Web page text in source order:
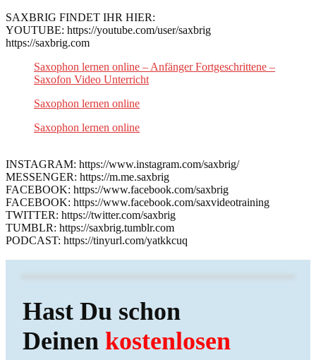
SAXBRIG FINDET IHR HIER:
YOUTUBE: https://youtube.com/user/saxbrig
https://saxbrig.com
Saxophon lernen online – Anfänger Fortgeschrittene –
Saxofon Video Unterricht
Saxophon lernen online
Saxophon lernen online
INSTAGRAM: https://www.instagram.com/saxbrig/
MESSENGER: https://m.me.saxbrig
FACEBOOK: https://www.facebook.com/saxbrig
FACEBOOK: https://www.facebook.com/saxvideotraining
TWITTER: https://twitter.com/saxbrig
TUMBLR: https://saxbrig.tumblr.com
PODCAST: https://tinyurl.com/yatkkcuq
Hast Du schon
Deinen kostenlosen